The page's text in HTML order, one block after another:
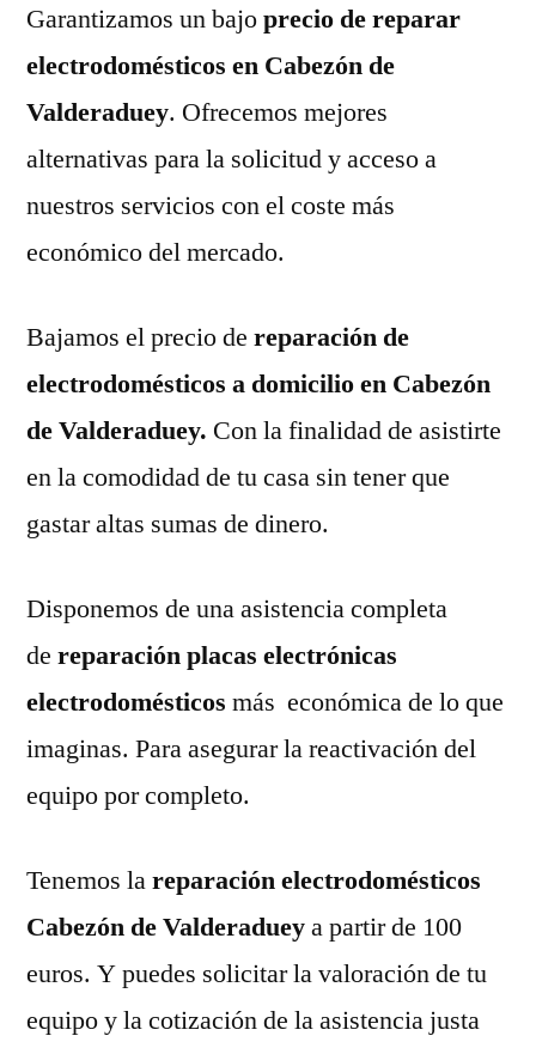
Garantizamos un bajoprecio de reparar
electrodomésticos en Cabezón de
Valderaduey. Ofrecemos mejores
alternativas para la solicitud y acceso a
nuestros servicios con el coste más
económico del mercado.
Bajamos el precio de reparación de
electrodomésticos a domicilio en Cabezón
de Valderaduey. Con la finalidad de asistirte
en la comodidad de tu casa sin tener que
gastar altas sumas de dinero.
Disponemos de una asistencia completa
de reparación placas electrónicas
electrodomésticos más económica de lo que
imaginas. Para asegurar la reactivación del
equipo por completo.
Tenemos lareparación electrodomésticos
Cabezón de Valderadueya partir de 100
euros. Y puedes solicitar la valoración de tu
equipo y la cotización de la asistencia justa